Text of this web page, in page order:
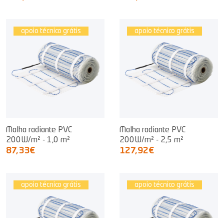
apoio técnico grátis
Malha radiante PVC
200W/m² - 1,0 m²
87,33€
apoio técnico grátis
Malha radiante PVC
200W/m² - 2,5 m²
127,92€
apoio técnico grátis apoio técnico grátis